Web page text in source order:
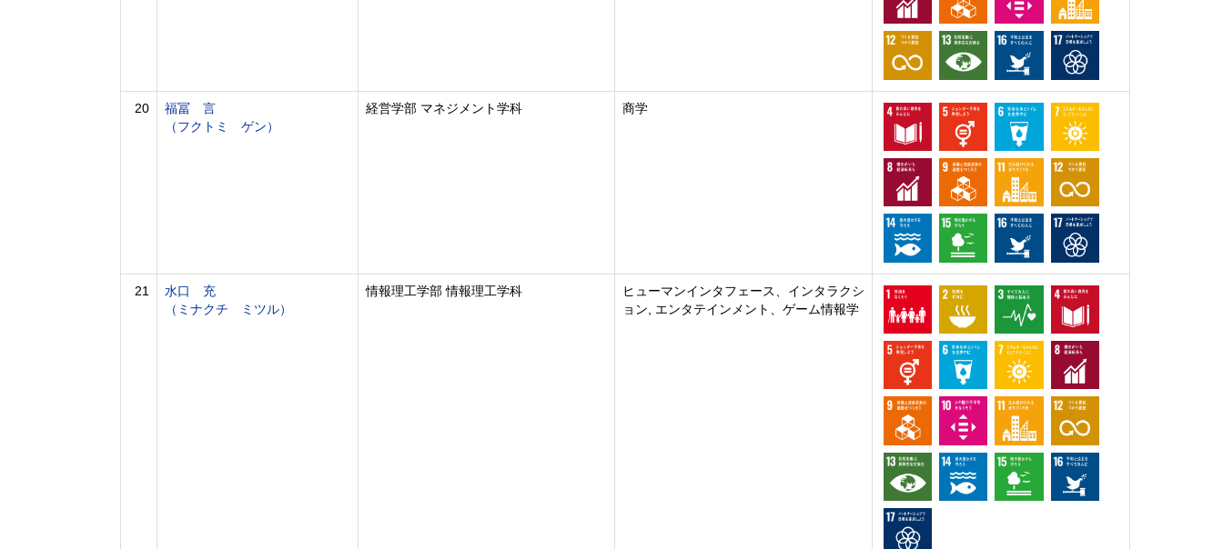
20
福冨 言
（フクトミ ゲン）
経営学部 マネジメント学科 商学
21
水口 充
（ミナクチ ミツル）
情報理工学部 情報理工学科
ヒューマンインタフェース、インタラクシ
ョン, エンタテインメント、ゲーム情報学